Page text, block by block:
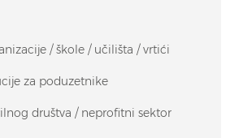
/ škole / učilišta / vrtići
za poduzetnike
društva / neprofitni sektor